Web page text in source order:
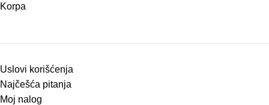
Korpa
Uslovi korišćenja
Najčešća pitanja
Moj nalog